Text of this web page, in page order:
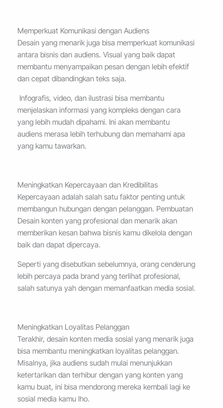
Memperkuat Komunikasi dengan Audiens
Desain yang menarik juga bisa memperkuat komunikasi
antara bisnis dan audiens. Visual yang baik dapat
membantu menyampaikan pesan dengan lebih efektif
dan cepat dibandingkan teks saja.
Infografis, video, dan ilustrasi bisa membantu
menjelaskan informasi yang kompleks dengan cara
yang lebih mudah dipahami. Ini akan membantu
audiens merasa lebih terhubung dan memahami apa
yang kamu tawarkan.
Meningkatkan Kepercayaan dan Kredibilitas
Kepercayaan adalah salah satu faktor penting untuk
membangun hubungan dengan pelanggan. Pembuatan
Desain konten yang profesional dan menarik akan
memberikan kesan bahwa bisnis kamu dikelola dengan
baik dan dapat dipercaya.
Seperti yang disebutkan sebelumnya, orang cenderung
lebih percaya pada brand yang terlihat profesional,
salah satunya yah dengan memanfaatkan media sosial.
Meningkatkan Loyalitas Pelanggan
Terakhir, desain konten media sosial yang menarik juga
bisa membantu meningkatkan loyalitas pelanggan.
Misalnya, jika audiens sudah mulai menunjukkan
ketertarikan dan terhibur dengan yang konten yang
kamu buat, ini bisa mendorong mereka kembali lagi ke
sosial media kamu lho.